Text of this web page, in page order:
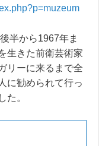
半から1967年ま
生きた前衛芸術家
リーに来るまで全
に勧められて行っ
た。